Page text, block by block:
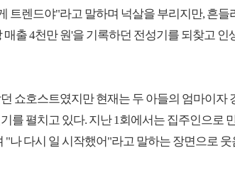
트렌드야"라고 말하며 넉살을 부리지만, 흔들
매출 4천만 원'을 기록하던 전성기를 되찾고 인
쇼호스트였지만 현재는 두 아들의 엄마이자
를 펼치고 있다. 지난 1회에서는 집주인으로
"나 다시 일 시작했어"라고 말하는 장면으로